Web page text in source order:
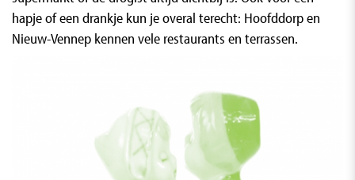
hapje of een drankje kun je overal terecht: Hoofddorp en
Nieuw-Vennep kennen vele restaurants en terrassen.